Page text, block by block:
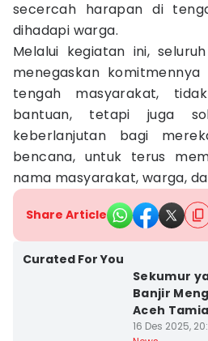
secercah harapan di
dihadapi warga.
Melalui kegiatan ini,
menegaskan
tengah masyarakat,
bantuan, tetapi juga
keberlanjutan bagi
bencana, untuk terus
nama masyarakat, warga,
Share Article
Curated For You
Sekumur
Banjir
Aceh
16 Des 2025,